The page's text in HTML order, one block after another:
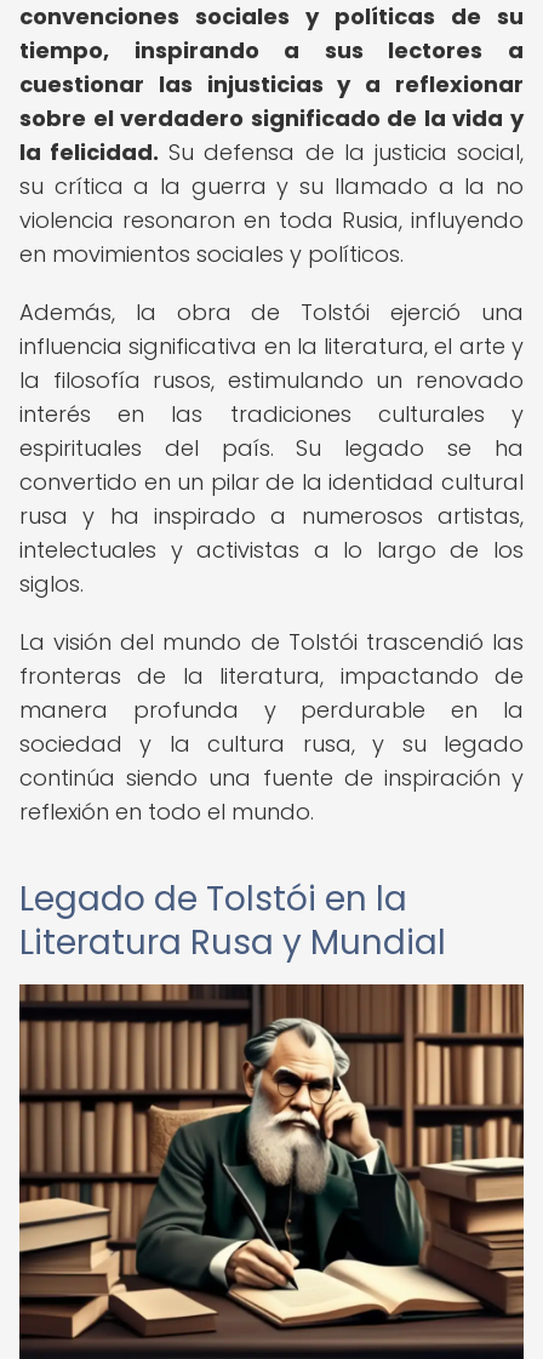
convenciones sociales y políticas de su
tiempo, inspirando a sus lectores a
cuestionar las injusticias y a reflexionar
sobre el verdadero significado de la vida y
la felicidad. Su defensa de la justicia social,
su crítica a la guerra y su llamado a la no
violencia resonaron en toda Rusia, influyendo
en movimientos sociales y políticos.
Además, la obra de Tolstói ejerció una
influencia significativa en la literatura, el arte y
la filosofía rusos, estimulando un renovado
interés en las tradiciones culturales y
espirituales del país. Su legado se ha
convertido en un pilar de la identidad cultural
rusa y ha inspirado a numerosos artistas,
intelectuales y activistas a lo largo de los
siglos.
La visión del mundo de Tolstói trascendió las
fronteras de la literatura, impactando de
manera profunda y perdurable en la
sociedad y la cultura rusa, y su legado
continúa siendo una fuente de inspiración y
reflexión en todo el mundo.
Legado de Tolstói en la
Literatura Rusa y Mundial